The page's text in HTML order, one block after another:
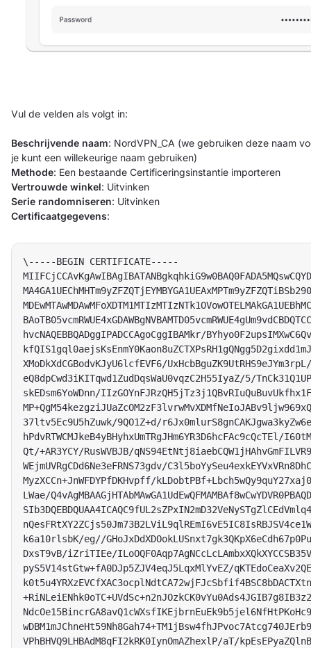
Vul de velden als volgt in:
Beschrijvende naam: NordVPN_CA (we gebruiken deze naam
je kunt een willekeurige naam gebruiken)
Methode: Een bestaande Certificeringsinstantie importeren
Vertrouwde winkel: Uitvinken
Serie randomniseren: Uitvinken
Certificaatgegevens:
\-----BEGIN CERTIFICATE-----
hvcNAQEBBQADggIPADCCAgoCggIBAMkr/
XMoDkXdCGBodvKJyU6lcfEVF6/
eQ8dpCwd3iKITqwd1ZudDqsWaU0vqzC2H55IyaZ/5/
skEDsm6YoWDnn/
37ltv5Ec9U5hZuwk/9QO1Z+d/
hPdvRTWCMJkeB4yBHyhxUmTRgJHm6YR3D6hcFAc9cQcTEl/
Qt/+AR3YCY/RusWVBJB/
WEjmUVRgCDd6Ne3eFRNS73gdv/
MyzXCCn+JnWFDYPfDKHvpff/
LWae/
k6a10rlsbK/eg//
DxsT9vB/iZriTIEe/
pyS5V14stGtw+fA0DJp5ZJV4eqJ5LqxMlYvEZ/
VPhBHVQ9LHBAdM8qFI2kRK0IynOmAZhexlP/aT/